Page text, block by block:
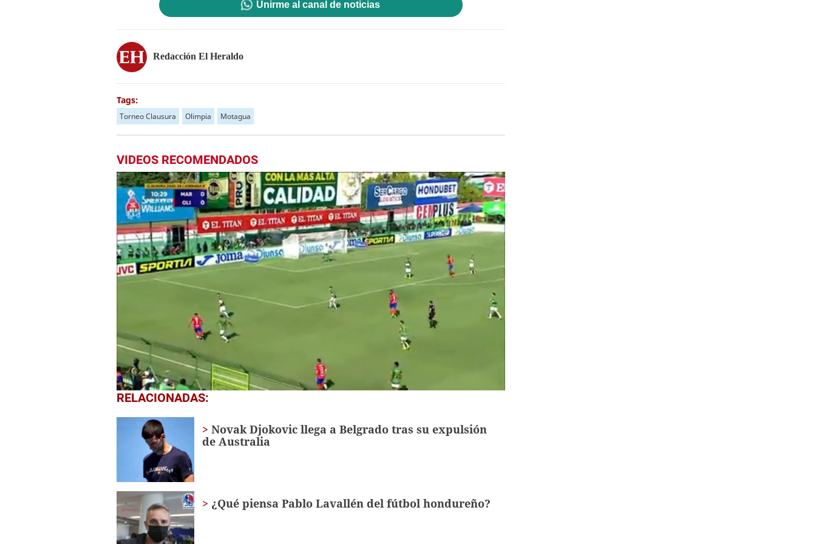
Unirme al canal de noticias
Redacción El Heraldo
Tags:
Torneo Clausura Olimpia Motagua
VIDEOS RECOMENDADOS
0
seconds
minutes,
secondsVolume
RELACIONADAS:
Novak Djokovic llega a Belgrado tras su expulsión
de Australia
¿Qué piensa Pablo Lavallén del fútbol hondureño?